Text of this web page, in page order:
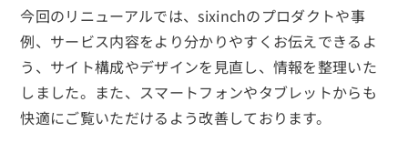
今回のリニューアルでは、sixinchのプロダクトや事
例、サービス内容をより分かりやすくお伝えできるよ
う、サイト構成やデザインを見直し、情報を整理いた
しました。また、スマートフォンやタブレットからも
快適にご覧いただけるよう改善しております。